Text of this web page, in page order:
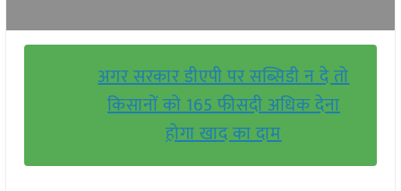
अगर सरकार डीएपी पर सब्सिडी न दे तो
किसानों को 165 फीसदी अधिक देना
होगा खाद का दाम